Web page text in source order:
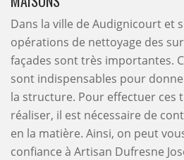
Dans la ville de Audignicourt et
opérations de nettoyage des
façades sont très importantes.
sont indispensables pour
la structure. Pour effectuer ces
réaliser, il est nécessaire de
en la matière. Ainsi, on peut
confiance à Artisan Dufresne